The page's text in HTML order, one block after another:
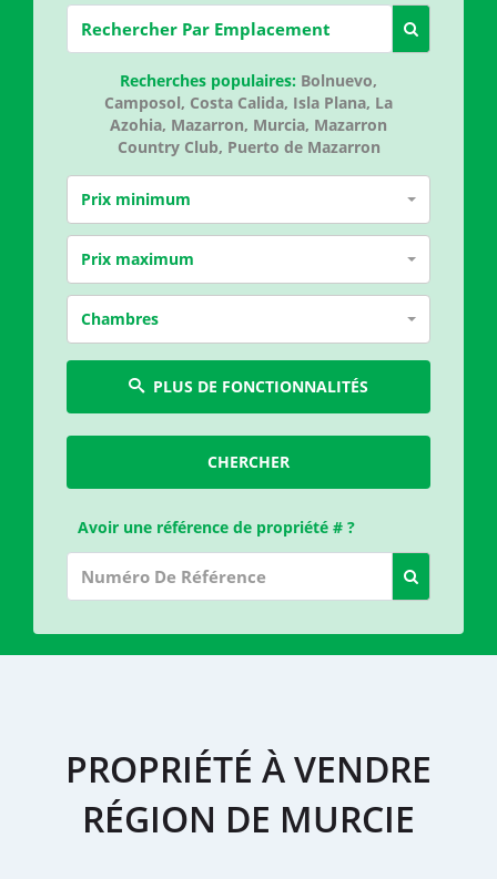
Recherches populaires: Bolnuevo,
Camposol, Costa Calida, Isla Plana, La
Azohia, Mazarron, Murcia, Mazarron
Country Club, Puerto de Mazarron
Prix minimum
Prix maximum
Chambres
PLUS DE FONCTIONNALITÉS
CHERCHER
Avoir une référence de propriété # ?
PROPRIÉTÉ À VENDRE
RÉGION DE MURCIE